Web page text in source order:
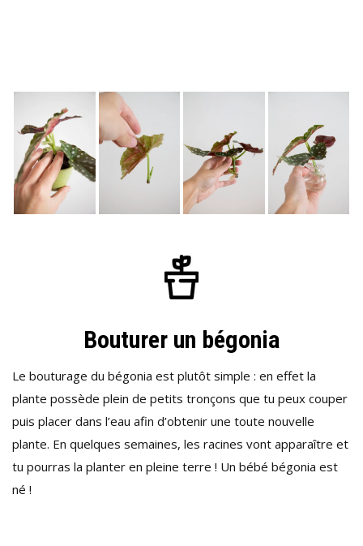
Bouturer un bégonia
Le bouturage du bégonia est plutôt simple : en effet la
plante possède plein de petits tronçons que tu peux couper
puis placer dans l’eau afin d’obtenir une toute nouvelle
plante. En quelques semaines, les racines vont apparaître et
tu pourras la planter en pleine terre ! Un bébé bégonia est
né !